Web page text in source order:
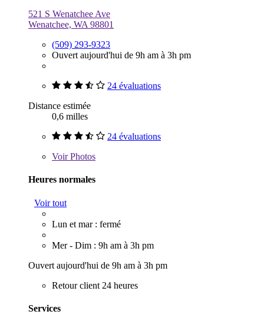
521 S Wenatchee Ave
Wenatchee, WA 98801
(509) 293-9323
Ouvert aujourd'hui de 9h am à 3h pm
24 évaluations
Distance estimée
0,6 milles
24 évaluations
VoirPhotos
Heures normales
Voir tout
Lun et mar : fermé
Mer - Dim : 9h am à 3h pm
Ouvert aujourd'hui de 9h am à 3h pm
Retour client 24 heures
Services